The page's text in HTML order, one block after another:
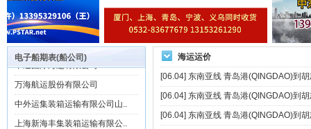
电子船期表(船公司)
中远海运集装箱运输有限公司..
韩国泛洲海运株式会社青岛代..
神原汽船(中国)船务有限公司..
中通国际海运有限公司
万海航运股份有限公司
中外运集装箱运输有限公司山..
上海新海丰集装箱运输有限公..
海运运价
[06.04] 东南亚线 青岛港(QINGDAO)到
[06.04] 东南亚线 青岛港(QINGDAO)到
[06.04] 东南亚线 青岛港(QINGDAO)到